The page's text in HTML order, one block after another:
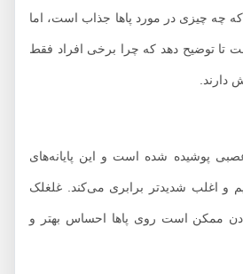
چیزی در مورد پاها جذاب است، اما
توضیح دهد که چرا برخی افراد فقط
پوشیده شده است و این پایانه‌های
شدیدتر برابری می‌کند. غلغلک
است روی پاها احساس بهتر و